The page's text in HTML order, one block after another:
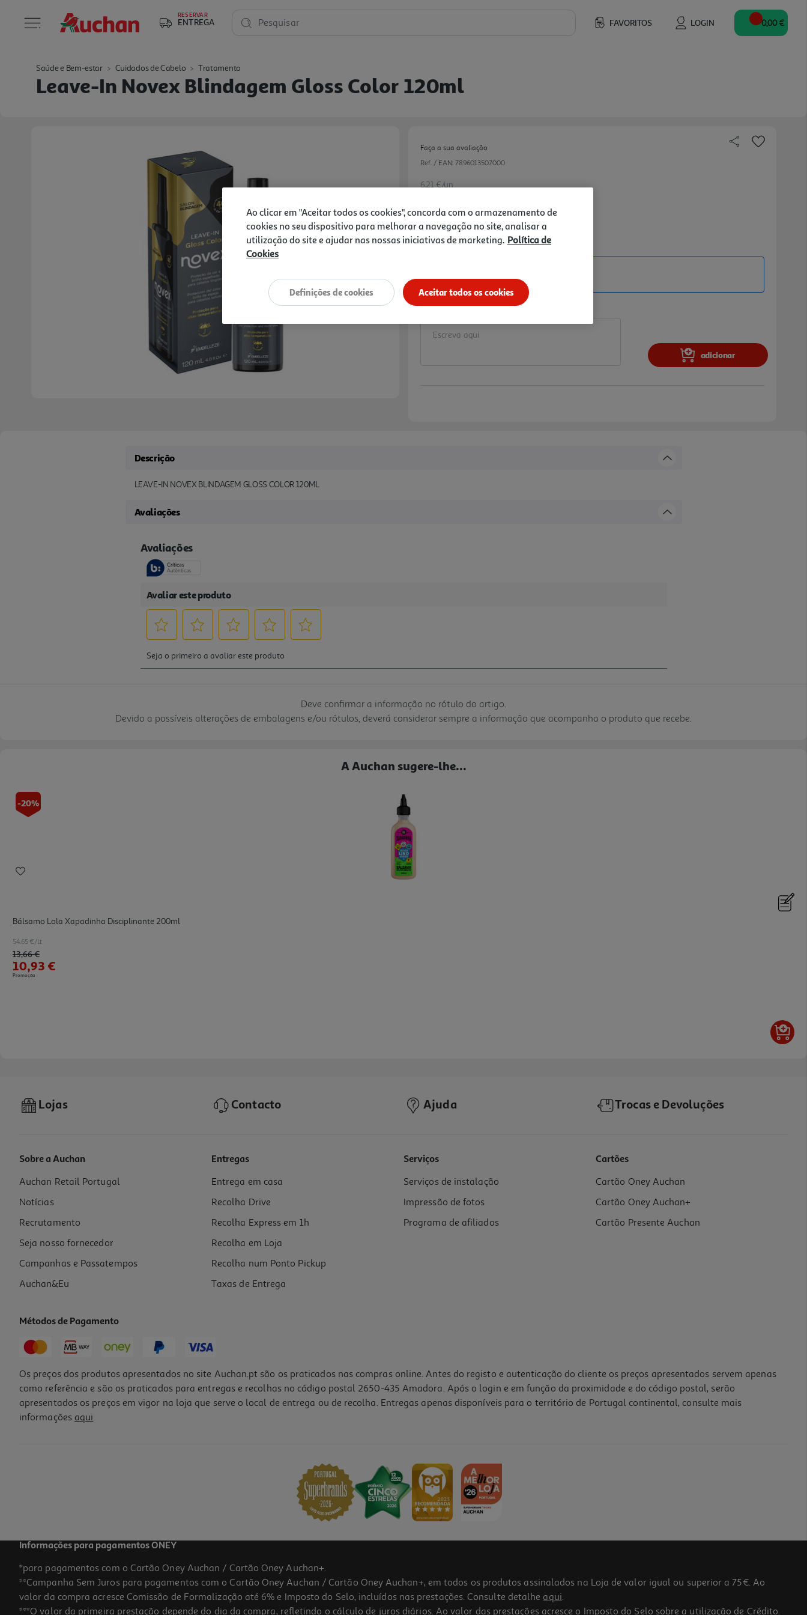
RESERVAR
ENTREGA FAVORITOS LOGIN
Pesquisar 0,00 €
Saúde e Bem-estar Cuidados de Cabelo Tratamento
Leave-In Novex Blindagem Gloss Color 120ml
Faça a sua avaliação
Ref. / EAN: 7896013507000
6.21 €/un
6,21 €
De 2/8/2026 a 1/9/2026
Notas de preparação
adicionar
Descrição
LEAVE-IN NOVEX BLINDAGEM GLOSS COLOR 120ML
Avaliações
Deve confirmar a informação no rótulo do artigo.
Devido a possíveis alterações de embalagens e/ou rótulos, deverá considerar sempre a informação que acompanha o produto que recebe.
A Auchan sugere-lhe...
-20%
Bálsamo Lola Xapadinha Disciplinante 200ml
54.65 €/Lt
Price reduced from
13,66 €to
10,93 €
Promoção
Serum Klorane Figo Da India 100 Ml
225 €/Lt
22,50 €
Lojas Contacto Ajuda Trocas e Devoluções
Sobre a Auchan
Auchan Retail Portugal
Notícias
Recrutamento
Seja nosso fornecedor
Campanhas e Passatempos
Auchan&Eu
Entregas
Entrega em casa
Recolha Drive
Recolha Express em 1h
Recolha em Loja
Recolha num Ponto Pickup
Taxas de Entrega
Serviços
Serviços de instalação
Impressão de fotos
Programa de afiliados
Cartões
Cartão Oney Auchan
Cartão Oney Auchan+
Cartão Presente Auchan
Métodos de Pagamento
Os preços dos produtos apresentados no site Auchan.pt são os praticados nas compras online. Antes do registo e autenticação do cliente os preços apresentados servem apenas
como referência e são os praticados para entregas e recolhas no código postal 2650-435 Amadora. Após o login e em função da proximidade e do código postal, serão
apresentados os preços em vigor na loja que serve o local de entrega ou de recolha. Entregas apenas disponíveis para o território de Portugal continental, consulte mais
informações aqui.
Informações para pagamentos ONEY
*para pagamentos com o Cartão Oney Auchan / Cartão Oney Auchan+.
**Campanha Sem Juros para pagamentos com o Cartão Oney Auchan / Cartão Oney Auchan+, em todos os produtos assinalados na Loja de valor igual ou superior a 75€. Ao
valor da compra acresce Comissão de Formalização até 6% e Imposto do Selo, incluídos nas prestações. Consulte detalhe aqui.
***O valor da primeira prestação depende do dia da compra, refletindo o cálculo de juros diários. Ao valor das prestações acresce o Imposto do Selo sobre a utilização de Crédito.
Ao clicar em "Aceitar todos os cookies", concorda com o armazenamento de
cookies no seu dispositivo para melhorar a navegação no site, analisar a
utilização do site e ajudar nas nossas iniciativas de marketing. Política de
Cookies
Aceitar todos os cookies
Definições de cookies